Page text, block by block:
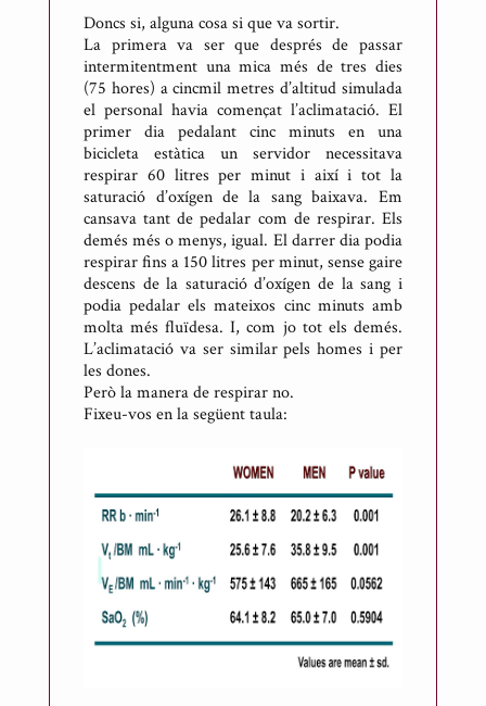
Doncs si, alguna cosa si que va sortir.
La primera va ser que després de passar
intermitentment una mica més de tres dies
(75 hores) a cincmil metres d’altitud simulada
el personal havia començat l’aclimatació. El
primer dia pedalant cinc minuts en una
bicicleta estàtica un servidor necessitava
respirar 60 litres per minut i així i tot la
saturació d’oxígen de la sang baixava. Em
cansava tant de pedalar com de respirar. Els
demés més o menys, igual. El darrer dia podia
respirar fins a 150 litres per minut, sense gaire
descens de la saturació d’oxígen de la sang i
podia pedalar els mateixos cinc minuts amb
molta més fluïdesa. I, com jo tot els demés.
L’aclimatació va ser similar pels homes i per
les dones.
Però la manera de respirar no.
Fixeu-vos en la següent taula: